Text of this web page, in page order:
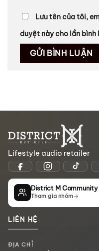
Lưu tên của tôi,
duyệt này cho lần
Lifestyle audio retailer
District M Community
Tham gia nhóm
LIÊN HỆ
ĐỊA CHỈ